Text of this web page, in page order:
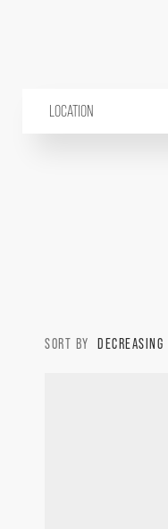
LOCATION
SORT BY DECREASING